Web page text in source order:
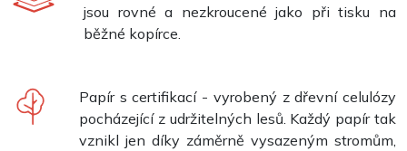
jsou rovné a nezkroucené jako při tisku na
běžné kopírce.
Papír s certifikací - vyrobený z dřevní celulózy
pocházející z udržitelných lesů. Každý papír tak
vznikl jen díky záměrně vysazeným stromům,